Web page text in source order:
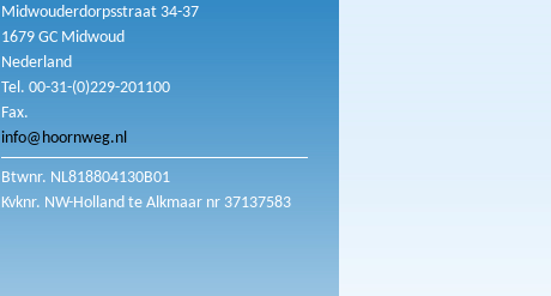
Midwouderdorpsstraat 34-37
1679 GC Midwoud
Nederland
Tel. 00-31-(0)229-201100
Fax.
info@hoornweg.nl
Btwnr. NL818804130B01
Kvknr. NW-Holland te Alkmaar nr 37137583